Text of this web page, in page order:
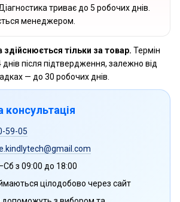
триває до 5 робочих днів.
менеджером.
здійснюється тільки за товар. Термін
після підтвердження, залежно від
— до 30 робочих днів.
консультація
59-05
з 09:00 до 18:00
цілодобово через сайт